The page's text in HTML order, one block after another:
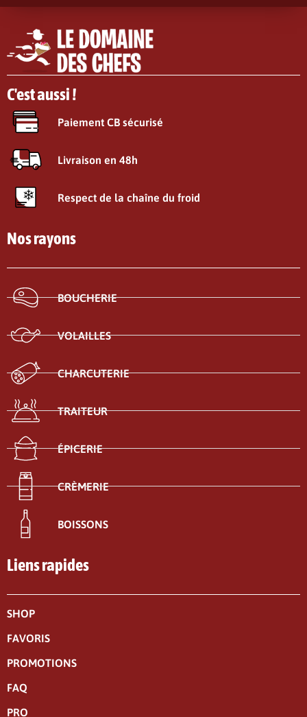
C'est aussi !
Paiement CB sécurisé
Livraison en 48h
Respect de la chaîne du froid
Nos rayons
BOUCHERIE
VOLAILLES
CHARCUTERIE
TRAITEUR
ÉPICERIE
CRÈMERIE
BOISSONS
Liens rapides
SHOP
FAVORIS
PROMOTIONS
FAQ
PRO